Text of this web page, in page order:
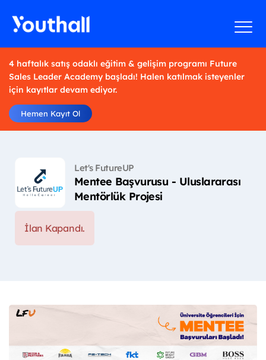
4 haftalık satış odaklı eğitim & gelişim programı Future
Sales Leader Academy başladı! Halen katılmak isteyenler
için kayıtlar devam ediyor.
Hemen Kayıt Ol
Let's FutureUP
Mentee Başvurusu - Uluslararası
Mentörlük Projesi
İlan Kapandı.